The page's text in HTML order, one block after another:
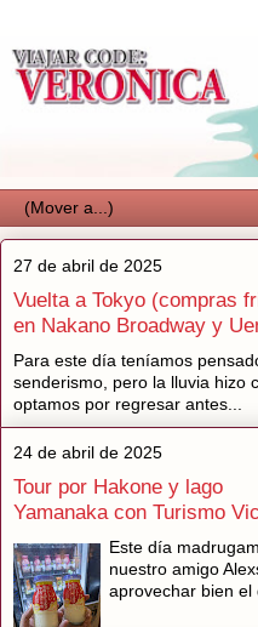
27 de abril de 2025
Vuelta a Tokyo (compras
en Nakano Broadway y
Para este día teníamos
senderismo, pero la lluvia hizo
optamos por regresar antes...
24 de abril de 2025
Tour por Hakone y lago
Yamanaka con Turismo
Este día
nuestro amigo
aprovechar bien el